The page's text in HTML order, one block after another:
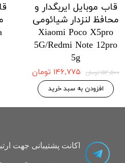
قاب موبایل ایربگدار و
محافظ لنزدار شیائومی
Xiaomi Poco X5pro
5G/Redmi Note 12pro
5g
۱۵۴,۵۰۰ تومان ۱۴۶,۷۷۵ تومان
افزودن به سبد خرید
اکانت پشتیبانی جهت